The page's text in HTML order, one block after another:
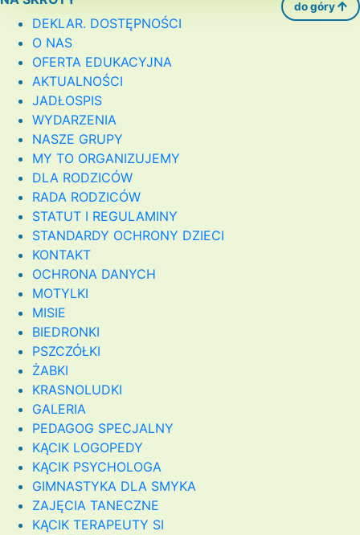
do góry
DEKLAR. DOSTĘPNOŚCI
O NAS
OFERTA EDUKACYJNA
AKTUALNOŚCI
JADŁOSPIS
WYDARZENIA
NASZE GRUPY
MY TO ORGANIZUJEMY
DLA RODZICÓW
RADA RODZICÓW
STATUT I REGULAMINY
STANDARDY OCHRONY DZIECI
KONTAKT
OCHRONA DANYCH
MOTYLKI
MISIE
BIEDRONKI
PSZCZÓŁKI
ŻABKI
KRASNOLUDKI
GALERIA
PEDAGOG SPECJALNY
KĄCIK LOGOPEDY
KĄCIK PSYCHOLOGA
GIMNASTYKA DLA SMYKA
ZAJĘCIA TANECZNE
KĄCIK TERAPEUTY SI